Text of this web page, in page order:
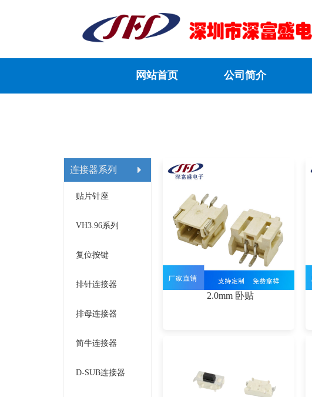
网站首页 公司简介
连接器系列
贴片针座
VH3.96系列
复位按键
排针连接器
排母连接器
简牛连接器
D-SUB连接器
2.0mm 卧贴